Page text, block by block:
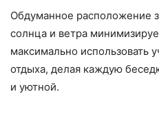
Обдуманное расположение
солнца и ветра
максимально использовать
отдыха, делая каждую
и уютной.